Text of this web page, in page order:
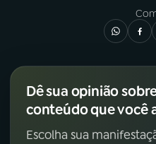
Dê sua opinião
conteúdo que você
Escolha sua